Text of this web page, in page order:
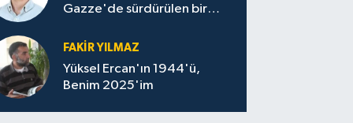
Gazze'de sürdürülen bir
FAKİR YILMAZ
Yüksel Ercan'ın 1944'ü,
Benim 2025'im